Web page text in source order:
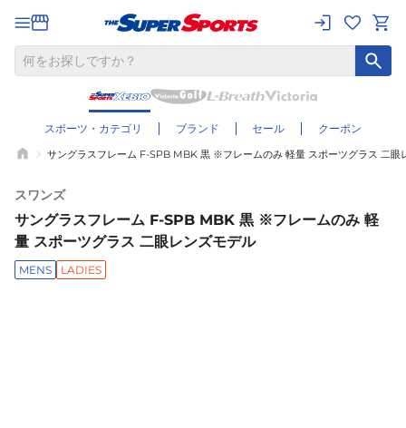
スポーツ・カテゴリ ブランド セール クーポン
サングラスフレーム F-SPB MBK 黒 ※フレームのみ 軽量 スポーツグラス 二眼
スワンズ
サングラスフレーム F-SPB MBK 黒 ※フレームのみ 軽
量 スポーツグラス 二眼レンズモデル
MENS LADIES